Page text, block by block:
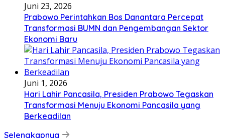
Juni 23, 2026
Prabowo Perintahkan Bos Danantara Percepat
Transformasi BUMN dan Pengembangan Sektor
Ekonomi Baru
Juni 1, 2026
Hari Lahir Pancasila, Presiden Prabowo Tegaskan
Transformasi Menuju Ekonomi Pancasila yang
Berkeadilan
Selengkapnya